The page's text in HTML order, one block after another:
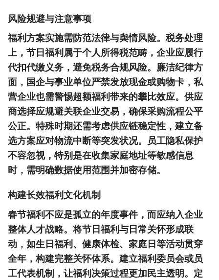
风险规避与注意事项
福利方案实施需防范法律与舆情风险。税务处理
上，节日福利属于个人所得税范畴，企业应履行
代扣代缴义务，避免税务合规风险。廉洁纪律方
面，国企与事业单位严禁发放现金或购物卡，私
营企业也需警惕超额福利带来的攀比效应。供应
商选择应规避关联企业交易，确保采购流程公平
公正。特殊时期还需考虑供应链稳定性，建立备
选方案应对物流中断等突发状况。员工隐私保护
不容忽视，特别是在收集家庭地址等敏感信息
时，需明确数据使用范围并加密存储。
构建长效福利文化机制
春节福利不应是孤立的年度事件，而应纳入企业
整体人才战略。将节日福利与日常关怀形成联
动，如生日福利、健康体检、家庭日等活动贯穿
全年，构建完整关怀体系。建立福利委员会或员
工代表机制，让福利决策过程更加民主透明。定